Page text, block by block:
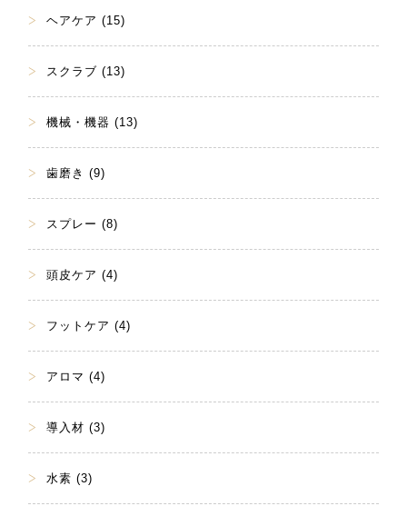
ヘアケア (15)
スクラブ (13)
機械・機器 (13)
歯磨き (9)
スプレー (8)
頭皮ケア (4)
フットケア (4)
アロマ (4)
導入材 (3)
水素 (3)